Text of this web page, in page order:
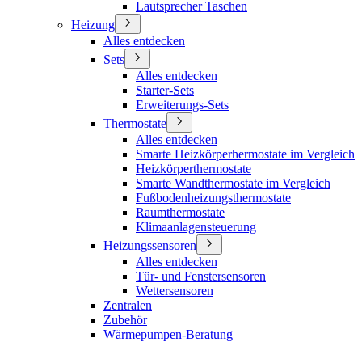
Lautsprecher Taschen
Heizung
Alles entdecken
Sets
Alles entdecken
Starter-Sets
Erweiterungs-Sets
Thermostate
Alles entdecken
Smarte Heizkörperhermostate im Vergleich
Heizkörperthermostate
Smarte Wandthermostate im Vergleich
Fußbodenheizungsthermostate
Raumthermostate
Klimaanlagensteuerung
Heizungssensoren
Alles entdecken
Tür- und Fenstersensoren
Wettersensoren
Zentralen
Zubehör
Wärmepumpen-Beratung